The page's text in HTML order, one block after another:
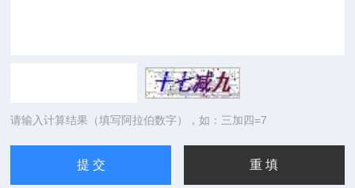
请输入计算结果（填写阿拉伯数字），如：三加四=7